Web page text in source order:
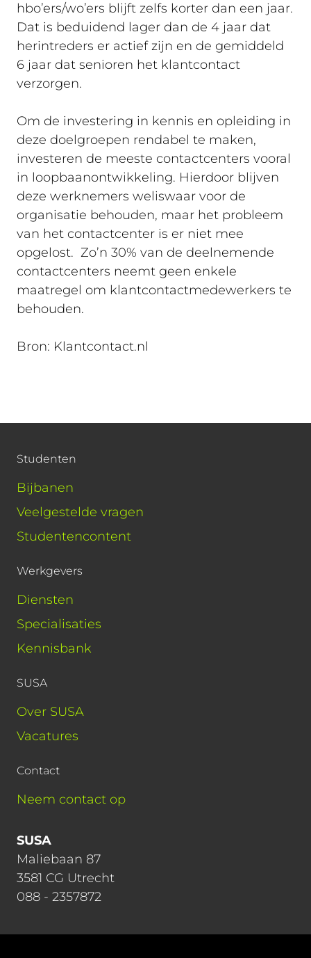
hbo’ers/wo’ers blijft zelfs korter dan een jaar.
Dat is beduidend lager dan de 4 jaar dat
herintreders er actief zijn en de gemiddeld
6 jaar dat senioren het klantcontact
verzorgen.
Om de investering in kennis en opleiding in
deze doelgroepen rendabel te maken,
investeren de meeste contactcenters vooral
in loopbaanontwikkeling. Hierdoor blijven
deze werknemers weliswaar voor de
organisatie behouden, maar het probleem
van het contactcenter is er niet mee
opgelost. Zo’n 30% van de deelnemende
contactcenters neemt geen enkele
maatregel om klantcontactmedewerkers te
behouden.
Bron: Klantcontact.nl
Studenten
Bijbanen
Veelgestelde vragen
Studentencontent
Werkgevers
Diensten
Specialisaties
Kennisbank
SUSA
Over SUSA
Vacatures
Contact
Neem contact op
SUSA
Maliebaan 87
3581 CG Utrecht
088 - 2357872